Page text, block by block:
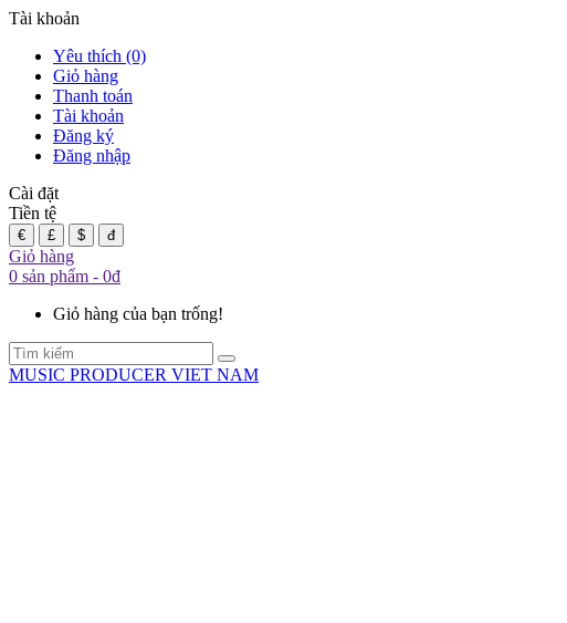
Tài khoản
Yêu thích (0)
Giỏ hàng
Thanh toán
Tài khoản
Đăng ký
Đăng nhập
Cài đặt
Tiền tệ
€ £ $ đ
Giỏ hàng
0 sản phẩm - 0đ
Giỏ hàng của bạn trống!
MUSIC PRODUCER VIET NAM